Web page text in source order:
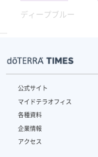
ディープブルー
公式サイト
マイドテラオフィス
各種資料
企業情報
アクセス